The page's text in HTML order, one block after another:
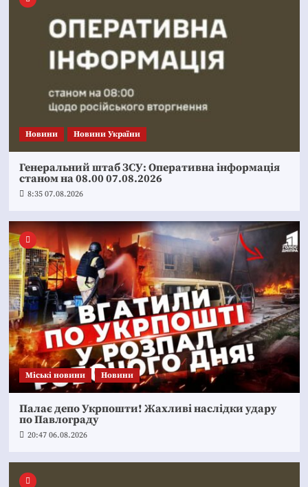
Новини Новини України
Генеральний штаб ЗСУ: Оперативна інформація
станом на 08.00 07.08.2026
8:35 07.08.2026
Mіські новини Новини
Палає депо Укрпошти! Жахливі наслідки удару
по Павлограду
20:47 06.08.2026